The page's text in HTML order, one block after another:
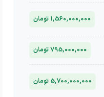
1,560,000,000 تومان
795,000,000 تومان
5,700,000,000 تومان